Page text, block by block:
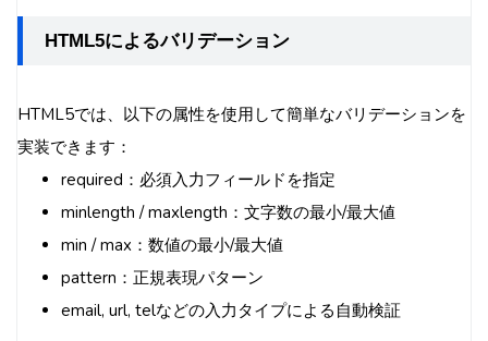
HTML5によるバリデーション
HTML5では、以下の属性を使用して簡単なバリデーションを
実装できます：
required：必須入力フィールドを指定
minlength / maxlength：文字数の最小/最大値
min / max：数値の最小/最大値
pattern：正規表現パターン
email, url, telなどの入力タイプによる自動検証